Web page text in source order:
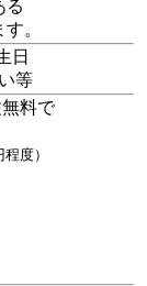
る
。
日
等
料で
度）